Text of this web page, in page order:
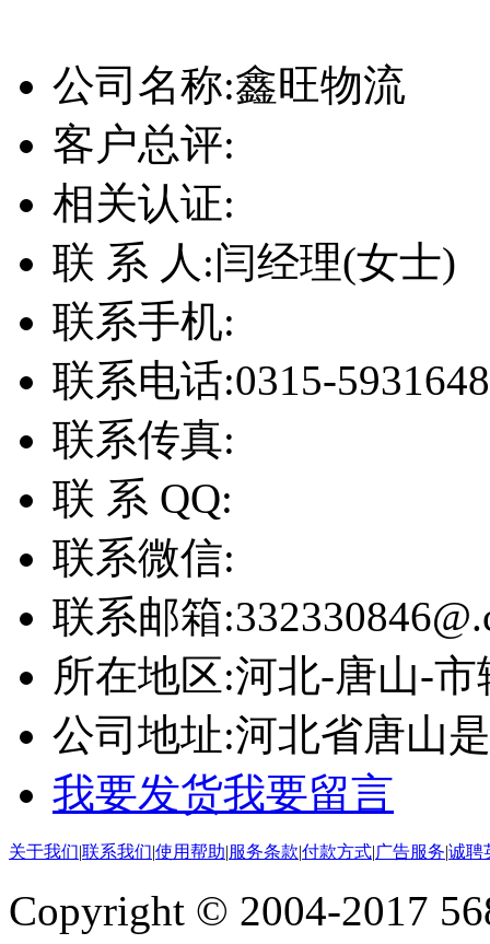
公司名称:鑫旺物流
客户总评:
相关认证:
联 系 人:闫经理(女士)
联系手机:
联系电话:0315-5931648
联系传真:
联 系 QQ:
联系微信:
联系邮箱:
所在地区:河北-唐山-市
公司地址:河北省唐山
我要发货我要留言
关于我们|联系我们|使用帮助|服务条款|付款方式|广告服务|诚聘
Copyright © 2004-2017